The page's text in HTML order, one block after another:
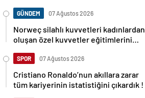
GÜNDEM 07 Ağustos 2026
Norweç silahlı kuvvetleri kadınlardan
oluşan özel kuvvetler eğitimlerini
SPOR 07 Ağustos 2026
Cristiano Ronaldo’nun akıllara zarar
tüm kariyerinin istatistiğini çıkardık !